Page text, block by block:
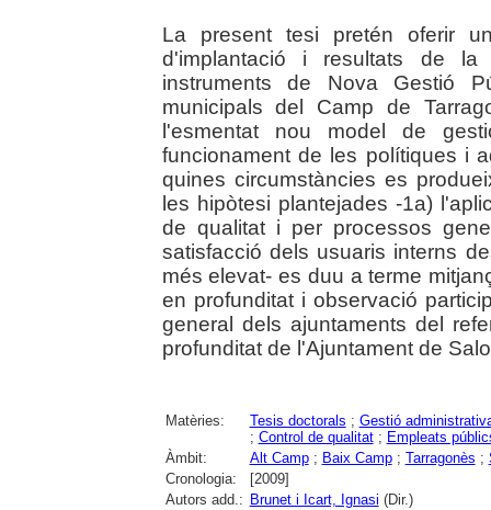
La present tesi pretén oferir
d'implantació i resultats de la
instruments de Nova Gestió
municipals del Camp de
l'esmentat nou model de
funcionament de les polítiques i
quines circumstàncies es
les hipòtesi plantejades -1a)
de qualitat i per processos
satisfacció dels usuaris interns
més elevat- es duu a terme
en profunditat i observació
general dels ajuntaments del
profunditat de l'Ajuntament de
Matèries: Tesis doctorals ; Gestió
; Control de qualitat; Empleats
Àmbit:
Alt Camp; Baix Camp; Tarragonès ;
Cronologia:
[2009]
Autors add.: Brunet i Icart, Ignasi (Dir.)